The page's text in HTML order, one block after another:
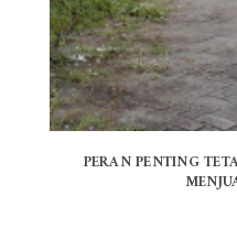
PERAN PENTING